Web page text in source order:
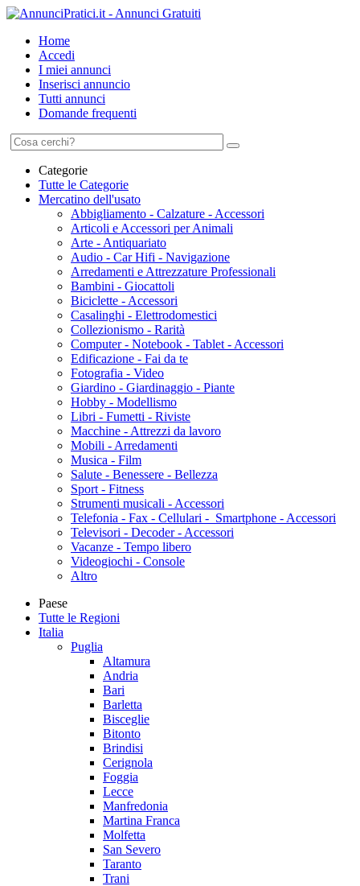
Home
Accedi
I miei annunci
Inserisci annuncio
Tutti annunci
Domande frequenti
Categorie
Tutte le Categorie
Mercatino dell'usato
Abbigliamento - Calzature - Accessori
Articoli e Accessori per Animali
Arte - Antiquariato
Audio - Car Hifi - Navigazione
Arredamenti e Attrezzature Professionali
Bambini - Giocattoli
Biciclette - Accessori
Casalinghi - Elettrodomestici
Collezionismo - Rarità
Computer - Notebook - Tablet - Accessori
Edificazione - Fai da te
Fotografia - Video
Giardino - Giardinaggio - Piante
Hobby - Modellismo
Libri - Fumetti - Riviste
Macchine - Attrezzi da lavoro
Mobili - Arredamenti
Musica - Film
Salute - Benessere - Bellezza
Sport - Fitness
Strumenti musicali - Accessori
Telefonia - Fax - Cellulari - Smartphone - Accessori
Televisori - Decoder - Accessori
Vacanze - Tempo libero
Videogiochi - Console
Altro
Paese
Tutte le Regioni
Italia
Puglia
Altamura
Andria
Bari
Barletta
Bisceglie
Bitonto
Brindisi
Cerignola
Foggia
Lecce
Manfredonia
Martina Franca
Molfetta
San Severo
Taranto
Trani